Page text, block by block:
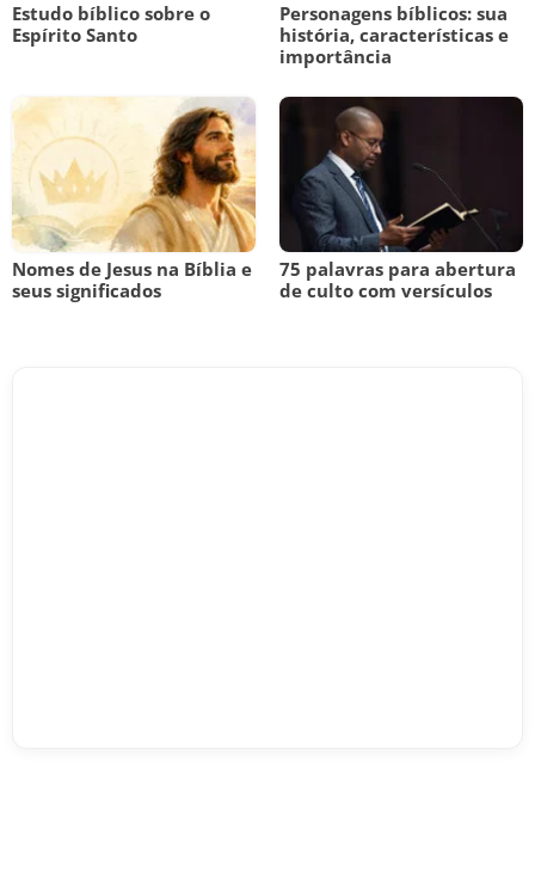
Estudo bíblico sobre o
Espírito Santo
Personagens bíblicos: sua
história, características e
importância
Nomes de Jesus na Bíblia e
seus significados
75 palavras para abertura
de culto com versículos